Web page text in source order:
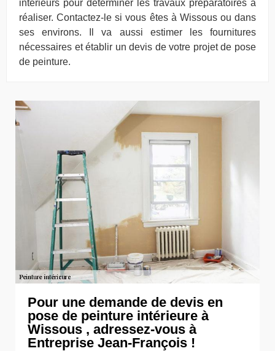
intérieurs pour déterminer les travaux préparatoires à
réaliser. Contactez-le si vous êtes à Wissous ou dans
ses environs. Il va aussi estimer les fournitures
nécessaires et établir un devis de votre projet de pose
de peinture.
Pour une demande de devis en
pose de peinture intérieure à
Wissous , adressez-vous à
Entreprise Jean-François !